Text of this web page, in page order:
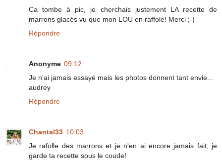
Ca tombe à pic, je cherchais justement LA recette de
marrons glacés vu que mon LOU en raffole! Merci ;-)
Répondre
Anonyme 09:12
Je n'ai jamais essayé mais les photos donnent tant envie...
audrey
Répondre
Chantal33 10:03
Je rafolle des marrons et je n'en ai encore jamais fait; je
garde ta recette sous le coude!